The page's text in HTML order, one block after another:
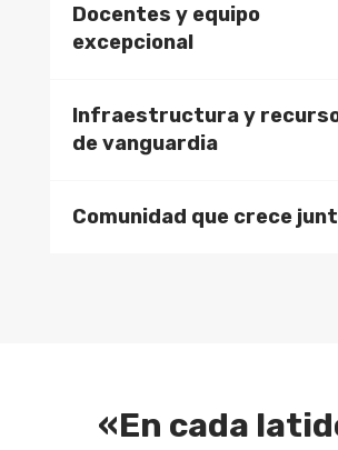
Docentes y equipo
excepcional
Infraestructura y
de vanguardia
Comunidad que crece
«En cada